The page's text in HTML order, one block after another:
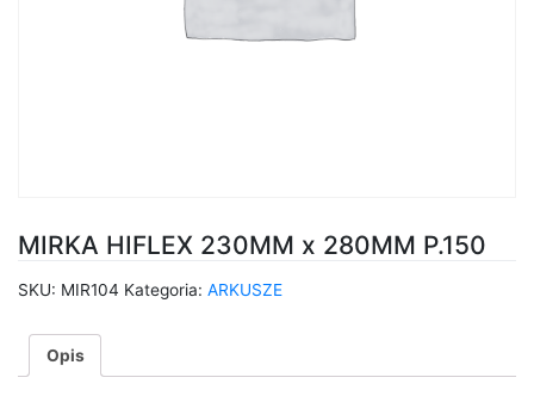
MIRKA HIFLEX 230MM x 280MM P.150
SKU: MIR104 Kategoria: ARKUSZE
Opis